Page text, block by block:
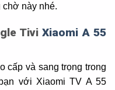
này nhé.
TiviXiaomi A 55
cấp và sang trọng trong
với Xiaomi TV A 55